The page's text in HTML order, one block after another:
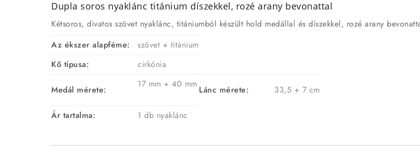
Dupla soros nyaklánc titánium díszekkel, rozé arany bevonattal
Kétsoros, divatos szövet nyaklánc, titániumból készült hold medállal és díszekkel, rozé arany
Az ékszer alapféme:
szövet + titánium
Kő típusa:
cirkónia
Medál mérete:
17 mm + 40 mm
Lánc mérete: 33,5 + 7 cm
Ár tartalma: 1 db nyaklánc